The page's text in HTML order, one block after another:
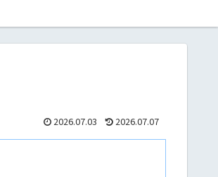
2026.07.03 2026.07.07